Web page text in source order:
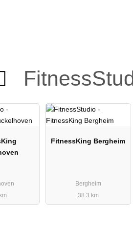
FitnessKing Bergheim
Bergheim
38.3 km